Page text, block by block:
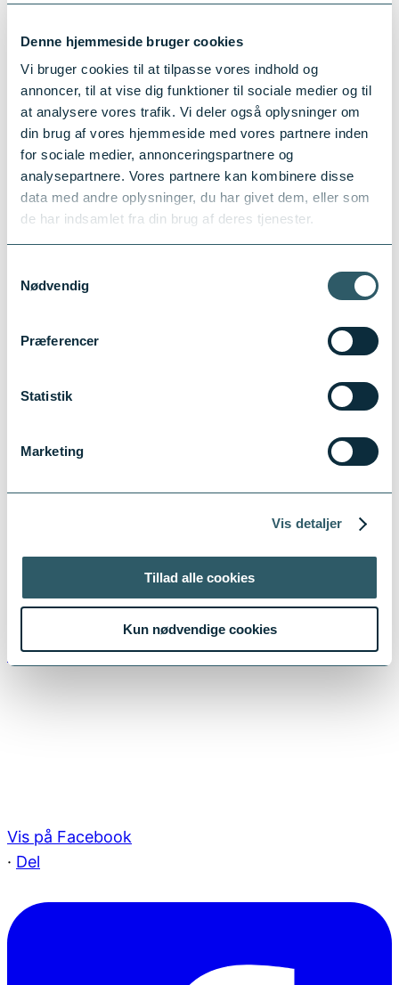
Denne hjemmeside bruger cookies
Vi bruger cookies til at tilpasse vores indhold og
annoncer, til at vise dig funktioner til sociale medier og til
at analysere vores trafik. Vi deler også oplysninger om
din brug af vores hjemmeside med vores partnere inden
for sociale medier, annonceringspartnere og
analysepartnere. Vores partnere kan kombinere disse
data med andre oplysninger, du har givet dem, eller som
de har indsamlet fra din brug af deres tjenester.
Nødvendig
Præferencer
Statistik
Marketing
Vis detaljer
Tillad alle cookies
Kun nødvendige cookies
Share by Email
View Comments likes 1 Shares:
0
BOATERY
Nimbus 29 DC -> SOLGT ☑️
af din båd. Vi er blandt de mest erfarne
bådmæglere i landet.
Udfyld formularen på linket og få en gratis
salgsvurdering:boatery.dk/saelg-din-baad/
#bådmægler #bådsalg #boatery
mereSe mindre
Vis på Facebook
· Del